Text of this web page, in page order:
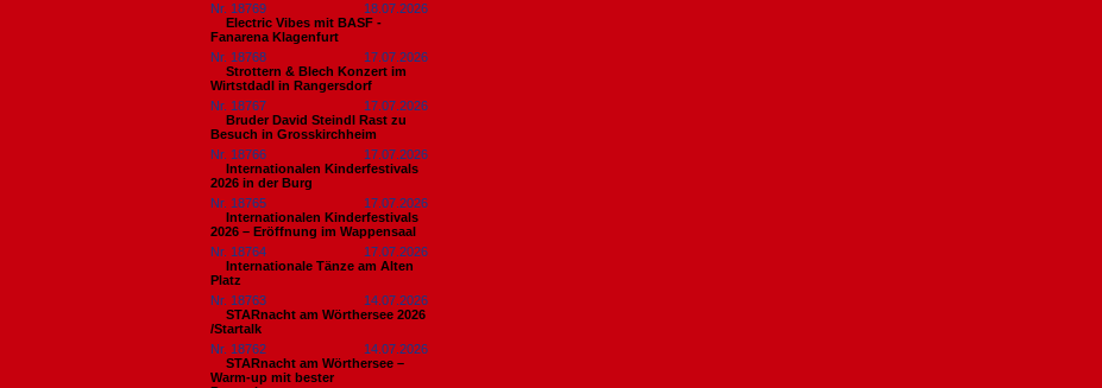
Nr. 18769
18.07.2026
Electric Vibes mit BASF -
Fanarena Klagenfurt
Nr. 18768
17.07.2026
Strottern & Blech Konzert im
Wirtstdadl in Rangersdorf
Nr. 18767
17.07.2026
Bruder David Steindl Rast zu
Besuch in Grosskirchheim
Nr. 18766
17.07.2026
Internationalen Kinderfestivals
2026 in der Burg
Nr. 18765
17.07.2026
Internationalen Kinderfestivals
2026 – Eröffnung im Wappensaal
Nr. 18764
17.07.2026
Internationale Tänze am Alten
Platz
Nr. 18763
14.07.2026
STARnacht am Wörthersee 2026
/Startalk
Nr. 18762
14.07.2026
STARnacht am Wörthersee –
Warm-up mit bester